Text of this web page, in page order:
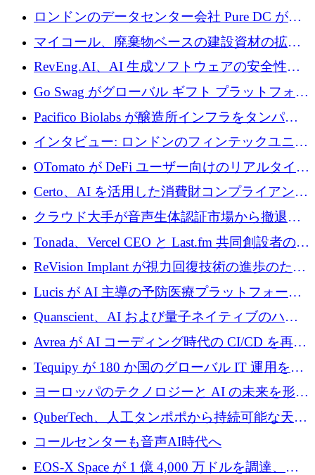
めに 5,800 万ドルを獲得
ロンドンのデータセンター会社 Pure DC が欧
州と中東の拡張に 27 億ドルを確保
マイコール、廃棄物ベースの建設資材の拡大
に400万ポンドを投資
RevEng.AI、AI 生成ソフトウェアの安全性を
確保するために 1,500 万ドルを調達
Go Swag がグローバル ギフト プラットフォー
ムを拡大するために 500 万ドルを調達
Pacifico Biolabs が醸造所インフラをタンパク
質生産に転換するために 700 万ユーロを調達
インタビュー: ロンドンのフィンテックユニコ
ーン Tide の CEO、オリバー・プリル氏
OTomato が DeFi ユーザー向けのリアルタイム
インテリジェンス レイヤーを構築するために
Improbable から 200 万ドルを調達
Certo、AI を活用した消費財コンプライアンス
プラットフォームのために 400 万ドルを調達
クラウド大手が音声生体認証市場から撤退す
るなか、Voxmindが54万6,000ポンドのプレシ
ード資金を調達
Tonada、Vercel CEO と Last.fm 共同創設者の支
援を受けてステルス撤退
ReVision Implant が視力回復技術の進歩のため
に 400 万ユーロを確保
Lucis が AI 主導の予防医療プラットフォーム
を拡大するためにシリーズ A で 2,000 万ドル
を調達
Quanscient、AI および量子ネイティブのハー
ドウェア エンジニアリングを推進するために
1,000 万ユーロを調達
Avrea が AI コーディング時代の CI/CD を再発
明するために 470 万ドルをかけてステルスか
ら浮上
Tequipy が 180 か国のグローバル IT 運用を自
動化するために 300 万ユーロ以上を調達
ヨーロッパのテクノロジーと AI の未来を形作
る: イノベーション リーダーが Nexus
Luxembourg 2026 に集まる理由
QuberTech、人工タンポポから持続可能な天然
ゴムを開発するために 340 万ポンドを調達
コールセンターも音声AI時代へ
EOS-X Space が 1 億 4,000 万ドルを調達、